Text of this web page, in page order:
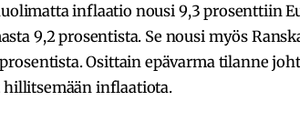
inflaatio nousi 9,3 prosenttiin
9,2 prosentista. Se nousi myös
Osittain epävarma tilanne
inflaatiota.